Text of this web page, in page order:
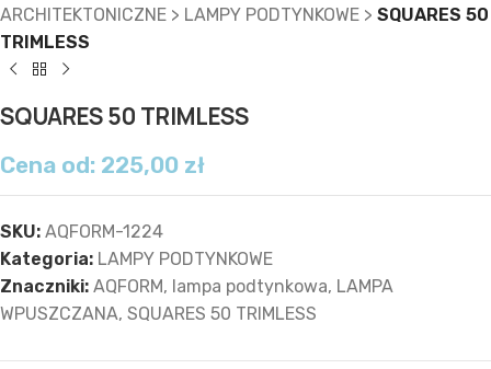
ARCHITEKTONICZNE > LAMPY PODTYNKOWE > SQUARES 50
TRIMLESS
SQUARES 50 TRIMLESS
Cena od: 225,00 zł
SKU: AQFORM-1224
Kategoria: LAMPY PODTYNKOWE
Znaczniki: AQFORM, lampa podtynkowa, LAMPA
WPUSZCZANA, SQUARES 50 TRIMLESS